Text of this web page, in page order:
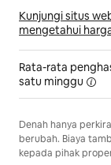
Kunjungi situs
mengetahui
Rata-rata
satu minggu
Denah hanya
berubah. Biaya
kepada pihak